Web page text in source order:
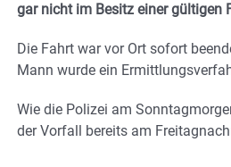
gar nicht im Besitz einer gültigen
Die Fahrt war vor Ort sofort
Mann wurde ein
Wie die Polizei am
der Vorfall bereits am